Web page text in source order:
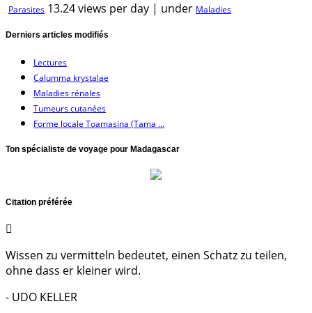
Parasites 13.24 views per day | under Maladies
Derniers articles modifiés
Lectures
Calumma krystalae
Maladies rénales
Tumeurs cutanées
Forme locale Toamasina (Tama ...
Ton spécialiste de voyage pour Madagascar
Citation préférée
Wissen zu vermitteln bedeutet, einen Schatz zu teilen,
ohne dass er kleiner wird.
- UDO KELLER